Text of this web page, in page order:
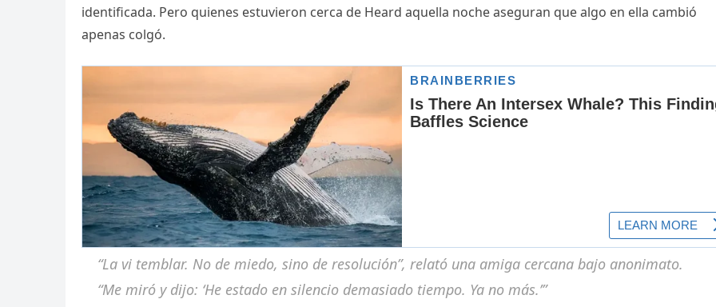
identificada. Pero quienes estuvieron cerca de Heard aquella noche aseguran que algo en ella cambió
apenas colgó.
“La vi temblar. No de miedo, sino de resolución”, relató una amiga cercana bajo anonimato.
“Me miró y dijo: ‘He estado en silencio demasiado tiempo. Ya no más.’”